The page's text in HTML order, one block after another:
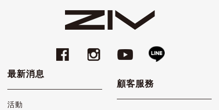
最新消息
活動
顧客服務